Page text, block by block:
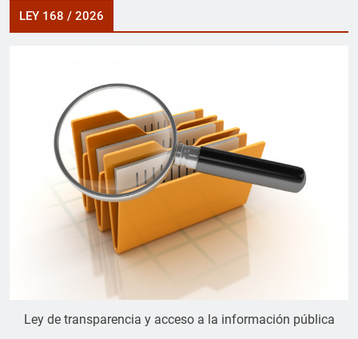
LEY 168 / 2026
Ley de transparencia y acceso a la información pública